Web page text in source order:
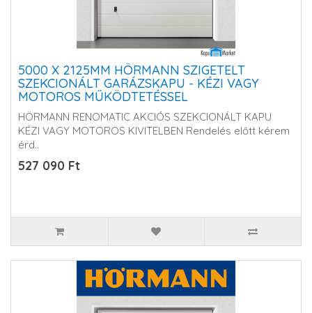
5000 X 2125MM HÖRMANN SZIGETELT
SZEKCIONÁLT GARÁZSKAPU - KÉZI VAGY
MOTOROS MŰKÖDTETÉSSEL
HÖRMANN RENOMATIC AKCIÓS SZEKCIONÁLT KAPU
KÉZI VAGY MOTOROS KIVITELBEN Rendelés előtt kérem
érd..
527 090 Ft